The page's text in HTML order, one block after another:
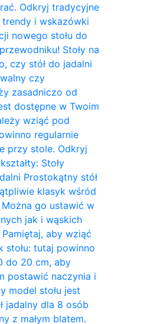
Odkryj tradycyjne
i wskazówki
nowego stołu do
Stoły na
czy stół do jadalni
czy
zasadniczo od
dostępne w Twoim
wziąć pod
regularnie
przy stole. Odkryj
Stoły
Prostokątny stół
klasyk wśród
go ustawić w
jak i wąskich
aby wziąć
stołu: tutaj powinno
do 20 cm, aby
postawić naczynia i
model stołu jest
jadalny dla 8 osób
z małym blatem.